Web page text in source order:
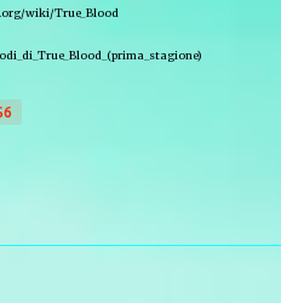
wiki/True_Blood